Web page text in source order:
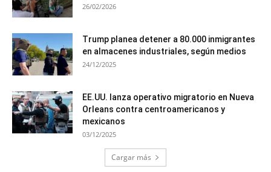
26/02/2026
Trump planea detener a 80.000 inmigrantes
en almacenes industriales, según medios
24/12/2025
EE.UU. lanza operativo migratorio en Nueva
Orleans contra centroamericanos y
mexicanos
03/12/2025
Cargar más